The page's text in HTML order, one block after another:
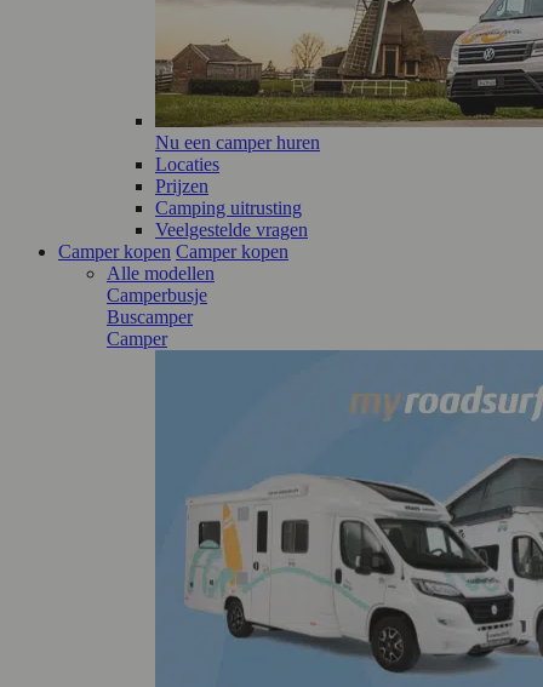
Nu een camper huren
Locaties
Prijzen
Camping uitrusting
Veelgestelde vragen
Camper kopen Camper kopen
Alle modellen
Camperbusje
Buscamper
Camper